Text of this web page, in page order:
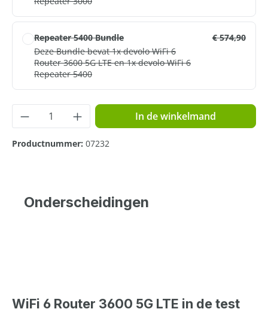
Repeater 5400 Bundle
Deze Bundle bevat 1x devolo WiFi 6
Router 3600 5G LTE en 1x devolo WiFi 6
Repeater 5400
€ 574,90
Producthoeveelheid: Voer de gewenste
In de winkelmand
Productnummer: 07232
Onderscheidingen
WiFi 6 Router 3600 5G LTE in de test